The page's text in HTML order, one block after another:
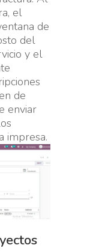
el
de
del
y el
de
enviar
impresa.